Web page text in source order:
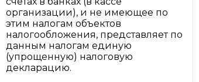
организации), и не имеющее по
этим налогам объектов
налогообложения, представляет по
данным налогам единую
(упрощенную) налоговую
декларацию.